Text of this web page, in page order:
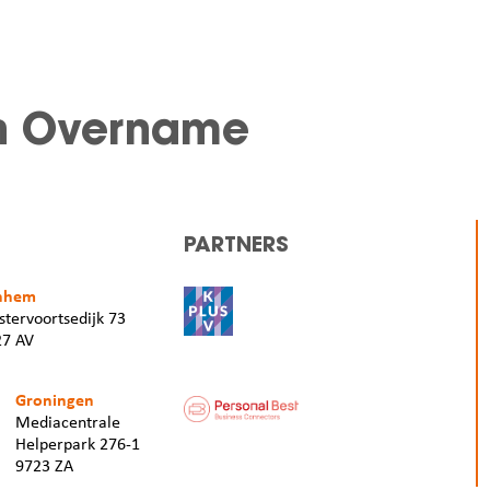
Overname
73
AV
Groningen
Mediacentrale
Helperpark 276-1
9723 ZA
PARTNERS